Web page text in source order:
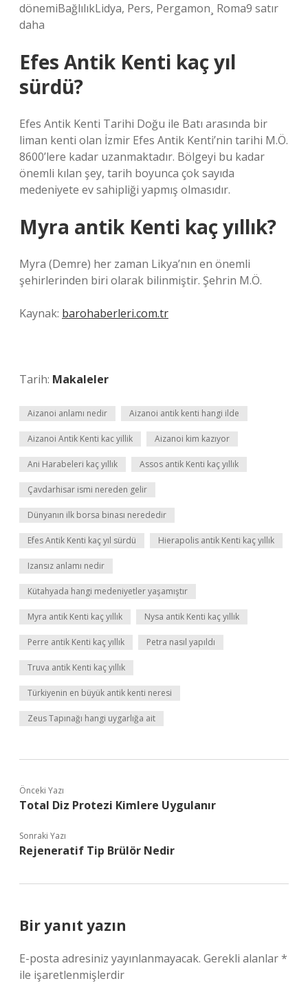
dönemiBağlılıkLidya, Pers, Pergamon¸ Roma9 satır
daha
Efes Antik Kenti kaç yıl
sürdü?
Efes Antik Kenti Tarihi Doğu ile Batı arasında bir
liman kenti olan İzmir Efes Antik Kenti’nin tarihi M.Ö.
8600’lere kadar uzanmaktadır. Bölgeyi bu kadar
önemli kılan şey, tarih boyunca çok sayıda
medeniyete ev sahipliği yapmış olmasıdır.
Myra antik Kenti kaç yıllık?
Myra (Demre) her zaman Likya’nın en önemli
şehirlerinden biri olarak bilinmiştir. Şehrin M.Ö.
Kaynak: barohaberleri.com.tr
Tarih: Makaleler
Aizanoi anlamı nedir Aizanoi antik kenti hangi ilde
Aizanoi Antik Kenti kac yillik Aizanoi kim kazıyor
Ani Harabeleri kaç yıllık Assos antik Kenti kaç yıllık
Çavdarhisar ismi nereden gelir
Dünyanın ilk borsa binası nerededir
Efes Antik Kenti kaç yıl sürdü Hierapolis antik Kenti kaç yıllık
Izansız anlamı nedir
Kütahyada hangi medeniyetler yaşamıştır
Myra antik Kenti kaç yıllık Nysa antik Kenti kaç yıllık
Perre antik Kenti kaç yıllık Petra nasıl yapıldı
Truva antik Kenti kaç yıllık
Türkiyenin en büyük antik kenti neresi
Zeus Tapınağı hangi uygarlığa ait
Önceki Yazı
Total Diz Protezi Kimlere Uygulanır
Sonraki Yazı
Rejeneratif Tip Brülör Nedir
Bir yanıt yazın
E-posta adresiniz yayınlanmayacak. Gerekli alanlar*
ile işaretlenmişlerdir